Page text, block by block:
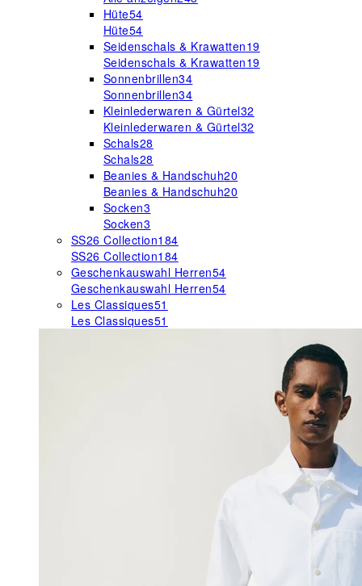
Hüte54
Hüte54
Seidenschals & Krawatten19
Seidenschals & Krawatten19
Sonnenbrillen34
Sonnenbrillen34
Kleinlederwaren & Gürtel32
Kleinlederwaren & Gürtel32
Schals28
Schals28
Beanies & Handschuh20
Beanies & Handschuh20
Socken3
Socken3
SS26 Collection184
SS26 Collection184
Geschenkauswahl Herren54
Geschenkauswahl Herren54
Les Classiques51
Les Classiques51